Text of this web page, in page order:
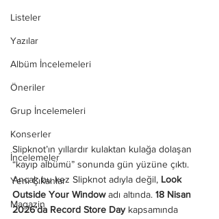
Listeler
Yazılar
Albüm İncelemeleri
Öneriler
Grup İncelemeleri
Konserler
İncelemeler
Yeni Çıkanlar
Magazin
Slipknot’ın yıllardır kulaktan kulağa dolaşan
“kayıp albümü” sonunda gün yüzüne çıktı.
Ancak bu kez Slipknot adıyla değil, Look
Outside Your Window adı altında. 18 Nisan
2026’da Record Store Day kapsamında